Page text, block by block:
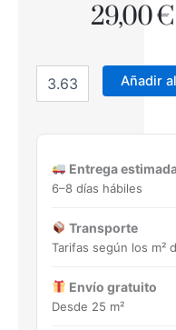
29,00€
MANHATTAN
COLOR
31X56
cantidad
Añadir
Entrega
6–8 días hábiles
Transporte
Tarifas según los m²
Envío gratuito
Desde 25 m²